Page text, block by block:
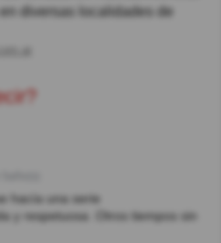
diversas localidades de
hacía una serie
y respetuosa .Otros tiempos sin